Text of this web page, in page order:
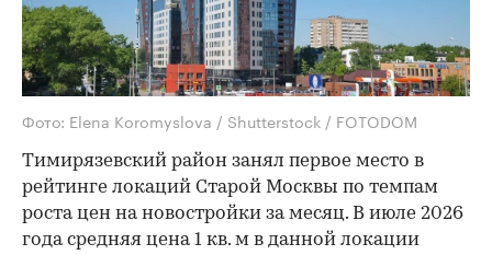
Фото: Elena Koromyslova / Shutterstock / FOTODOM
Тимирязевский район занял первое место в
рейтинге локаций Старой Москвы по темпам
роста цен на новостройки за месяц. В июле 2026
года средняя цена 1 кв. м в данной локации